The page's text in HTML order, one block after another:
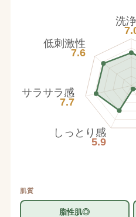
洗
しっとり感
5.9
サラサラ感
7.7
低刺激性
7.6
肌質
脂性肌◎